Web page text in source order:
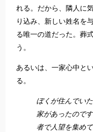
れる。だから、隣人に
り込み、新しい姓名を
る唯一の道だった。葬
う。
あるいは、一家心中と
る。
ぼくが住んでい
家があったので
者で人望を集め